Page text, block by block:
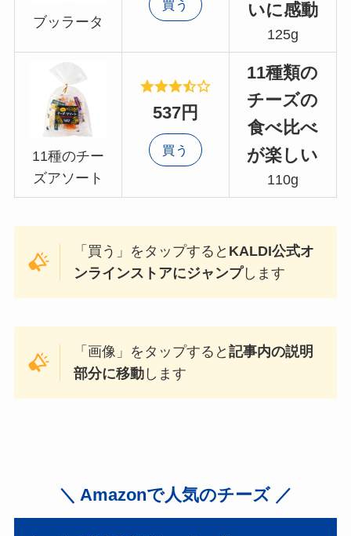
ブッラータ
買う いに感動
125g
11種のチー
ズアソート
537円
買う
11種類の
チーズの
食べ比べ
が楽しい
110g
「買う」をタップすると KALDI公式オ
ンラインストアにジャンプします
「画像」をタップすると記事内の説明
部分に移動 します
＼ Amazonで人気のチーズ ／